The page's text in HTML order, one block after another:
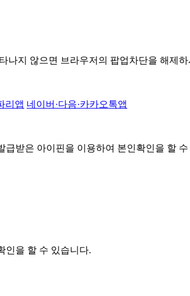
나지 않으면 브라우저의 팝업차단을 해제
리앱 네이버·다음·카카오톡앱
급받은 아이핀을 이용하여 본인확인을 할
인을 할 수 있습니다.